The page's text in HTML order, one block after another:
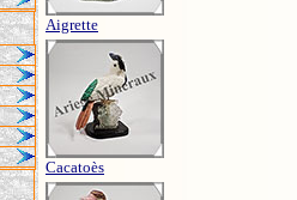
Aigrette
Cacatoès